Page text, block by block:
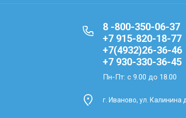
8 -800-350-06-37
+7 915-820-18-77
+7(4932)26-36-46
+7 930-330-36-45
Пн-Пт: с 9.00 до 18.00
г. Иваново, ул. Калинина